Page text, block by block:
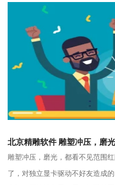
北京精雕软件 雕塑冲压，磨
雕塑冲压，磨光，都看不见范围
了，对独立显卡驱动不好友造成